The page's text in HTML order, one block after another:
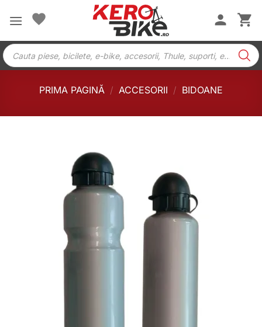
Products
search
PRIMA PAGINĂ / ACCESORII / BIDOANE